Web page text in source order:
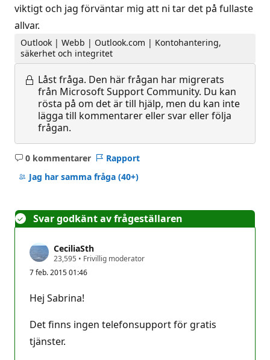
viktigt och jag förväntar mig att ni tar det på fullaste
allvar.
Outlook | Webb | Outlook.com | Kontohantering,
säkerhet och integritet
Låst fråga. Den här frågan har migrerats
från Microsoft Support Community. Du kan
rösta på om det är till hjälp, men du kan inte
lägga till kommentarer eller svar eller följa
frågan.
0 kommentarer
Inga
kommentarer
Rapport
Jag har samma fråga (40+)
Svar godkänt av frågeställaren
CeciliaSth
23,595 R
k
e
s
o
ä
• Frivillig moderator
7 feb. 2015 01:46
Hej Sabrina!
Det finns ingen telefonsupport för gratis
tjänster.